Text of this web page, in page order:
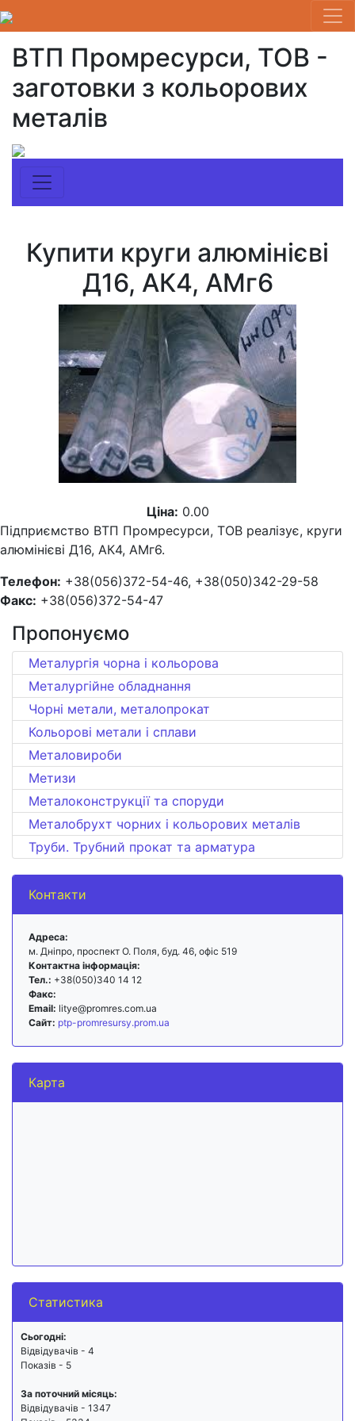
ВТП Промресурси, ТОВ -
заготовки з кольорових
металів
Купити круги алюмінієві
Д16, АК4, АМг6
Ціна: 0.00
Підприємство ВТП Промресурси, ТОВ реалізує, круги
алюмінієві Д16, АК4, АМг6.
Телефон: +38(056)372-54-46, +38(050)342-29-58
Факс: +38(056)372-54-47
Пропонуємо
Металургія чорна і кольорова
Металургійне обладнання
Чорні метали, металопрокат
Кольорові метали і сплави
Металовироби
Метизи
Металоконструкції та споруди
Металобрухт чорних і кольорових металів
Труби. Трубний прокат та арматура
Контакти
Адреса:
м. Дніпро, проспект О. Поля, буд. 46, офіс 519
Контактна інформація:
Тел.: +38(050)340 14 12
Факс:
Email: litye@promres.com.ua
Сайт: ptp-promresursy.prom.ua
Карта
Статистика
Сьогодні:
Відвідувачів - 4
Показів - 5
За поточний місяць:
Відвідувачів - 1347